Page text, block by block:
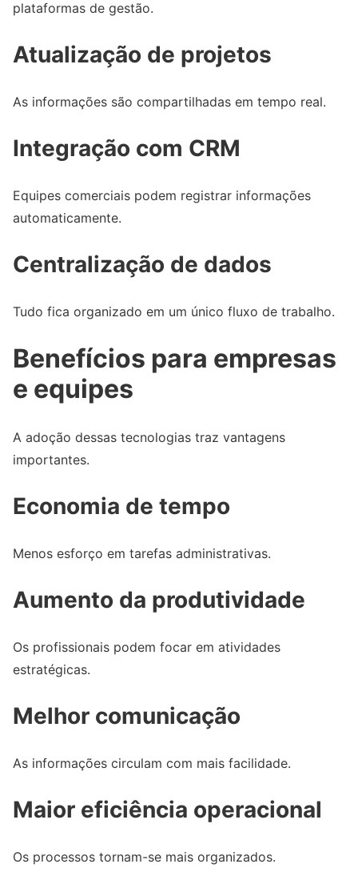
plataformas de gestão.
Atualização de projetos
As informações são compartilhadas em tempo real.
Integração com CRM
Equipes comerciais podem registrar informações
automaticamente.
Centralização de dados
Tudo fica organizado em um único fluxo de trabalho.
Benefícios para empresas
e equipes
A adoção dessas tecnologias traz vantagens
importantes.
Economia de tempo
Menos esforço em tarefas administrativas.
Aumento da produtividade
Os profissionais podem focar em atividades
estratégicas.
Melhor comunicação
As informações circulam com mais facilidade.
Maior eficiência operacional
Os processos tornam-se mais organizados.